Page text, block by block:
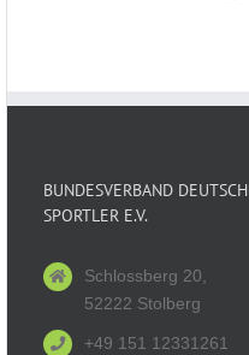
BUNDESVERBAND
SPORTLER E.V.
Schlossberg 20,
52222 Stolberg
+49 151 12331261